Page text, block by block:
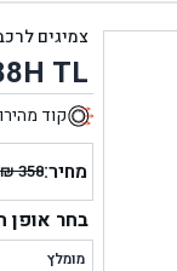
צמיגים
TL
קוד
מחיר: ₪358
היה:
הוא:
בחר אופן
מומלץ